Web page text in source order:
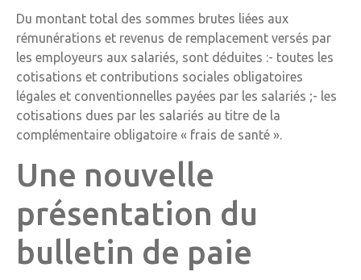
Du montant total des sommes brutes liées aux
rémunérations et revenus de remplacement versés par
les employeurs aux salariés, sont déduites :- toutes les
cotisations et contributions sociales obligatoires
légales et conventionnelles payées par les salariés ;- les
cotisations dues par les salariés au titre de la
complémentaire obligatoire « frais de santé ».
Une nouvelle
présentation du
bulletin de paie